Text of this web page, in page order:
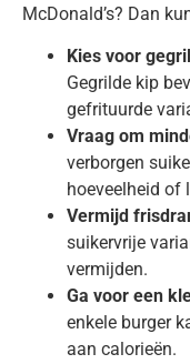
McDonald’s? Dan
Kies voor
Gegrilde kip
gefrituurde
Vraag om
verborgen
hoeveelheid of
Vermijd
suikervrije
vermijden.
Ga voor een
enkele burger
aan calorieën.